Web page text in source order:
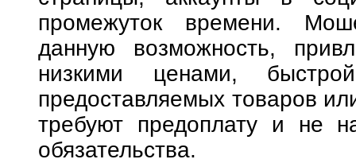
промежуток времени.
данную возможность,
низкими ценами,
предоставляемых товаров
требуют предоплату и не
обязательства.